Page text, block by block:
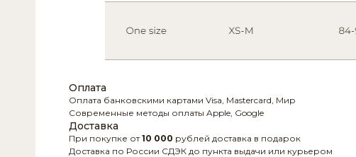
Оплата
Оплата банковскими картами Visa, Mastercard, Мир
Современные методы оплаты Apple, Google
Доставка
При покупке от10 000 рублей доставка в подарок
Доставка по России СДЭК до пункта выдачи или курьером